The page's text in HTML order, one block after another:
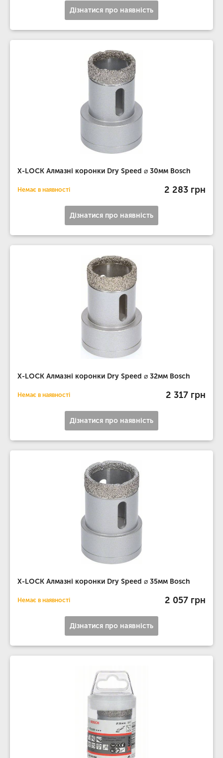
Дізнатися про наявність
X-LOCK Алмазні коронки Dry Speed ​​⌀ 30мм Bosch
Немає в наявності 2 283 грн
Дізнатися про наявність
X-LOCK Алмазні коронки Dry Speed ​​⌀ 32мм Bosch
Немає в наявності 2 317 грн
Дізнатися про наявність
X-LOCK Алмазні коронки Dry Speed ​​⌀ 35мм Bosch
Немає в наявності 2 057 грн
Дізнатися про наявність